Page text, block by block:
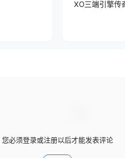
XO三端引擎传
您必须登录或注册以后才能发表评论